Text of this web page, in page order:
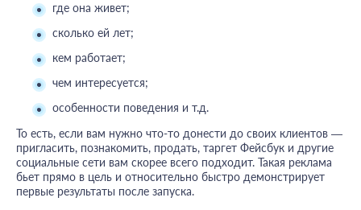
где она живет;
сколько ей лет;
кем работает;
чем интересуется;
особенности поведения и т.д.
То есть, если вам нужно что-то донести до своих клиентов —
пригласить, познакомить, продать, таргет Фейсбук и другие
социальные сети вам скорее всего подходит. Такая реклама
бьет прямо в цель и относительно быстро демонстрирует
первые результаты после запуска.